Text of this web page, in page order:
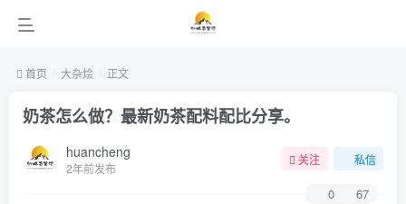
首页 大杂烩 正文
奶茶怎么做？最新奶茶配料配比分享。
huancheng
2年前发布
关注 私信
0 67